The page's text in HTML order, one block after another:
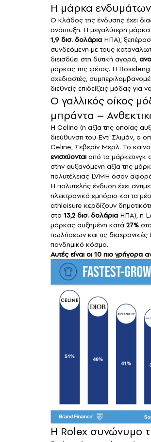
Η μάρκα
Ο κλάδος της ένδυσης έχει
ανάπτυξη. Η μεγαλύτερη
1,9 δισ. δολάρια ΗΠΑ),
συνδεόμενη με τους
διεισδύει στη δυτική αγορά,
μάρκας της φέτος. Η Bosideng
σχεδιαστές,
διεθνείς επιδείξεις μόδας για να
Ο γαλλικός οίκος
μπράντα –
Η Celine (η αξία της οποίας
διεύθυνση του Εντί Σλιμάν, ο
Celine, Σεβερίν Μερλ. Το
ενισχύονται από το μάρκετινγκ
στην αυξανόμενη αξία της
πολυτέλειας LVMH όσον αφορά
Η πολυτελής ένδυση έχει
ηλεκτρονικό εμπόριο και τα
athleisure κερδίζουν
στα 13,2 δισ. δολάρια ΗΠΑ), η
μάρκας αυξημένη κατά 27% στα
πωλήσεων και τις
πανδημικό κόσμο.
Αυτές είναι οι 10 πιο
Η Rolex συνώνυμο